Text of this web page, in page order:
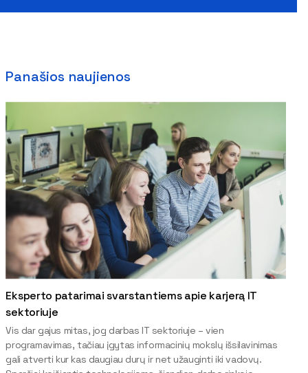
Panašios naujienos
Eksperto patarimai svarstantiems apie karjerą IT
sektoriuje
Vis dar gajus mitas, jog darbas IT sektoriuje – vien
programavimas, tačiau įgytas informacinių mokslų išsilavinimas
gali atverti kur kas daugiau durų ir net užauginti iki vadovų.